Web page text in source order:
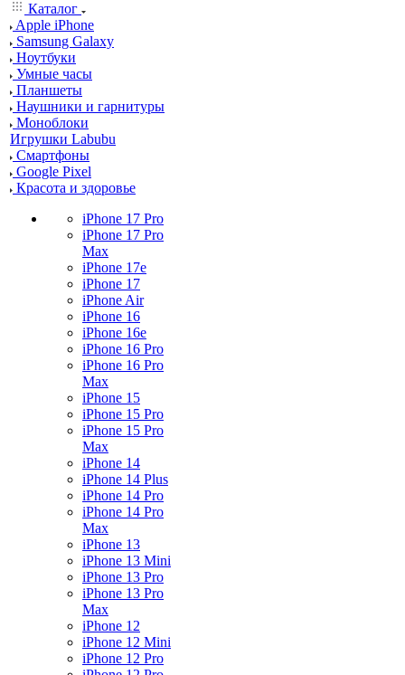
Каталог
Apple iPhone
Samsung Galaxy
Ноутбуки
Умные часы
Планшеты
Наушники и гарнитуры
Моноблоки
Игрушки Labubu
Смартфоны
Google Pixel
Красота и здоровье
iPhone 17 Pro
iPhone 17 Pro
Max
iPhone 17e
iPhone 17
iPhone Air
iPhone 16
iPhone 16e
iPhone 16 Pro
iPhone 16 Pro
Max
iPhone 15
iPhone 15 Pro
iPhone 15 Pro
Max
iPhone 14
iPhone 14 Plus
iPhone 14 Pro
iPhone 14 Pro
Max
iPhone 13
iPhone 13 Mini
iPhone 13 Pro
iPhone 13 Pro
Max
iPhone 12
iPhone 12 Mini
iPhone 12 Pro